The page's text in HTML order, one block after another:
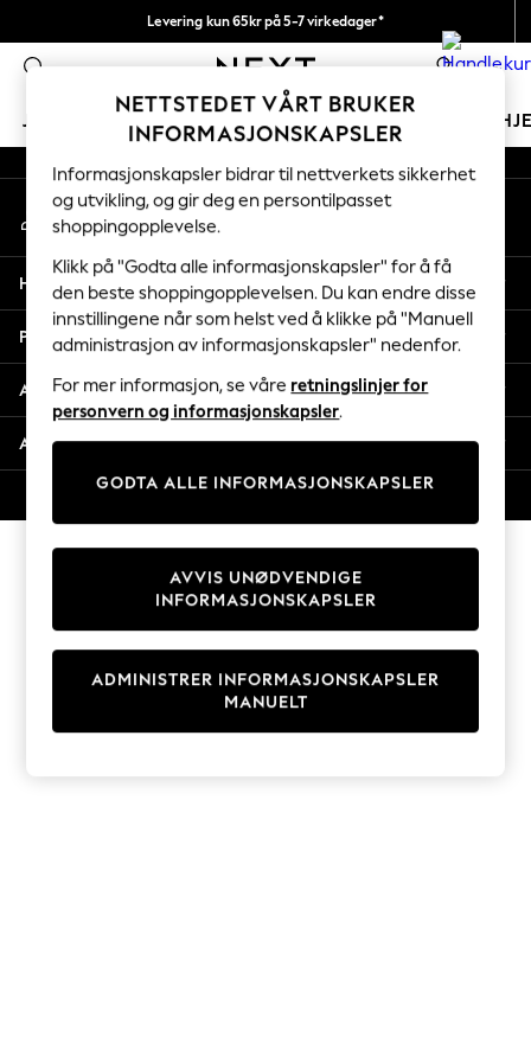
Levering kun 65kr på 5-7 virkedager*
Vi betaler alle tollavgifter 0
JENTER GUTTER BABY KVINNER
GIRLS
New In
50 - 92cm
98 - 110cm
116 - 134cm
140 - 174cm
Trending: Top & Short Sets
Trending: Clogs
Toy Story
THE SET
Coats & Jackets
Sweatshirts & Hoodies
Knitwear
Cardigans
Dresses
Sets & Outfits
T-Shirts
An error occurred on client
Våre sosiale nettverk
Min konto
Logg inn på kontoen din
Hjelp
Personvern & Juridisk
Avdelinger
Andre tjenester
NETTSTEDET VÅRT BRUKER
INFORMASJONSKAPSLER
Informasjonskapsler bidrar til nettverkets sikkerhet
og utvikling, og gir deg en persontilpasset
shoppingopplevelse.
Klikk på "Godta alle informasjonskapsler" for å få
den beste shoppingopplevelsen. Du kan endre disse
innstillingene når som helst ved å klikke på "Manuell
administrasjon av informasjonskapsler" nedenfor.
For mer informasjon, se våre retningslinjer for
personvern og informasjonskapsler.
GODTA ALLE INFORMASJONSKAPSLER
ADMINISTRER INFORMASJONSKAPSLER
MANUELT
AVVIS UNØDVENDIGE
INFORMASJONSKAPSLER